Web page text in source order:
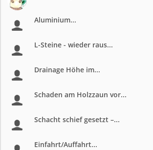
Aluminium...
L-Steine - wieder raus...
Drainage Höhe im...
Schaden am Holzzaun vor...
Schacht schief gesetzt –...
Einfahrt/Auffahrt...